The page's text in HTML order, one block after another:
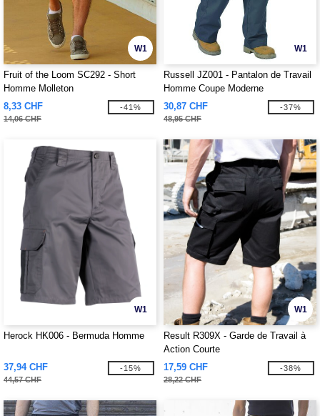
W1
Fruit of the Loom SC292 - Short
Homme Molleton
8,33 CHF
14,06 CHF
-41%
W1
Russell JZ001 - Pantalon de Travail
Homme Coupe Moderne
30,87 CHF
48,95 CHF
-37%
W1
Herock HK006 - Bermuda Homme
37,94 CHF
44,57 CHF
-15%
W1
Result R309X - Garde de Travail à
Action Courte
17,59 CHF
28,22 CHF
-38%